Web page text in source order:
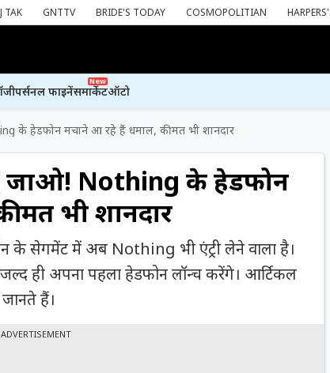
TAK GNTTV BRIDE'S TODAY COSMOPOLITIAN
पर्सनल फाइनेंस
New
मार्केटऑटो
के हेडफोन मचाने आ रहे हैं धमाल, कीमत भी शानदार
जाओ! Nothing के हेडफोन
भी शानदार
सेगमेंट में अब Nothing भी एंट्री लेने वाला है।
ही अपना पहला हेडफोन लॉन्च करेंगे। आर्टिकल
हैं।
ADVERTISEMENT